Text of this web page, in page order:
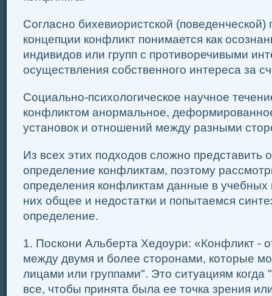
Согласно бихевиористской (поведенческой)
концепции конфликт понимается как
индивидов или групп с противоречивыми
осуществления собственного интереса за
Социально-психологическое научное
конфликтом анормальное,
установок и отношений между разными
Из всех этих подходов сложно представить
определение конфликтам, поэтому
определения конфликтам данные в учебных
них общее и недостатки и попытаемся
определение.
1. Поскони Альберта Хедоури: «Конфликт -
между двумя и более сторонами, которые
лицами или группами". Это ситуациям когда
все, чтобы принята была ее точка зрения